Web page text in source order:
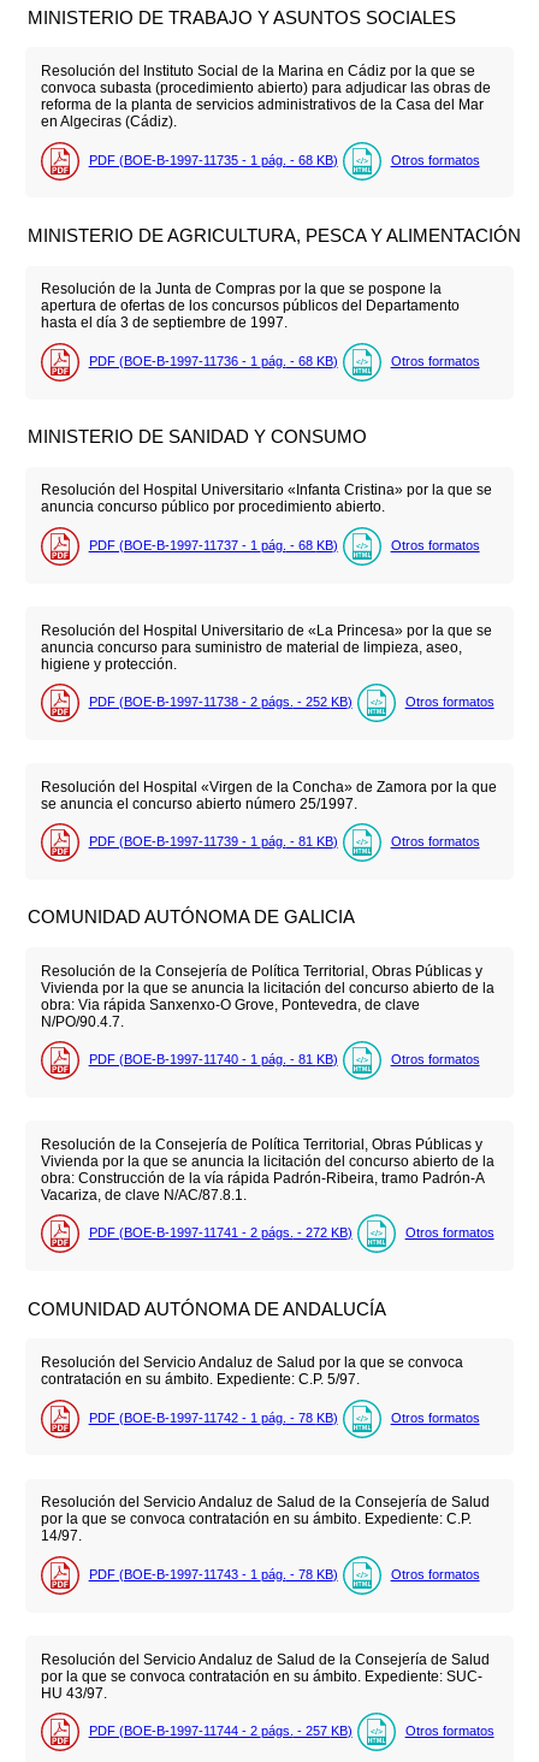
MINISTERIO DE TRABAJO Y ASUNTOS SOCIALES
Resolución del Instituto Social de la Marina en Cádiz por la que se
convoca subasta (procedimiento abierto) para adjudicar las obras de
reforma de la planta de servicios administrativos de la Casa del Mar
en Algeciras (Cádiz).
PDF (BOE-B-1997-11735 - 1 pág. - 68 KB) Otros formatos
MINISTERIO DE AGRICULTURA, PESCA Y ALIMENTACIÓN
Resolución de la Junta de Compras por la que se pospone la
apertura de ofertas de los concursos públicos del Departamento
hasta el día 3 de septiembre de 1997.
PDF (BOE-B-1997-11736 - 1 pág. - 68 KB) Otros formatos
MINISTERIO DE SANIDAD Y CONSUMO
Resolución del Hospital Universitario «Infanta Cristina» por la que se
anuncia concurso público por procedimiento abierto.
PDF (BOE-B-1997-11737 - 1 pág. - 68 KB) Otros formatos
Resolución del Hospital Universitario de «La Princesa» por la que se
anuncia concurso para suministro de material de limpieza, aseo,
higiene y protección.
PDF (BOE-B-1997-11738 - 2 págs. - 252 KB) Otros formatos
Resolución del Hospital «Virgen de la Concha» de Zamora por la que
se anuncia el concurso abierto número 25/1997.
PDF (BOE-B-1997-11739 - 1 pág. - 81 KB) Otros formatos
COMUNIDAD AUTÓNOMA DE GALICIA
Resolución de la Consejería de Política Territorial, Obras Públicas y
Vivienda por la que se anuncia la licitación del concurso abierto de la
obra: Via rápida Sanxenxo-O Grove, Pontevedra, de clave
N/PO/90.4.7.
PDF (BOE-B-1997-11740 - 1 pág. - 81 KB) Otros formatos
Resolución de la Consejería de Política Territorial, Obras Públicas y
Vivienda por la que se anuncia la licitación del concurso abierto de la
obra: Construcción de la vía rápida Padrón-Ribeira, tramo Padrón-A
Vacariza, de clave N/AC/87.8.1.
PDF (BOE-B-1997-11741 - 2 págs. - 272 KB) Otros formatos
COMUNIDAD AUTÓNOMA DE ANDALUCÍA
Resolución del Servicio Andaluz de Salud por la que se convoca
contratación en su ámbito. Expediente: C.P. 5/97.
PDF (BOE-B-1997-11742 - 1 pág. - 78 KB) Otros formatos
Resolución del Servicio Andaluz de Salud de la Consejería de Salud
por la que se convoca contratación en su ámbito. Expediente: C.P.
14/97.
PDF (BOE-B-1997-11743 - 1 pág. - 78 KB) Otros formatos
Resolución del Servicio Andaluz de Salud de la Consejería de Salud
por la que se convoca contratación en su ámbito. Expediente: SUC-
HU 43/97.
PDF (BOE-B-1997-11744 - 2 págs. - 257 KB) Otros formatos